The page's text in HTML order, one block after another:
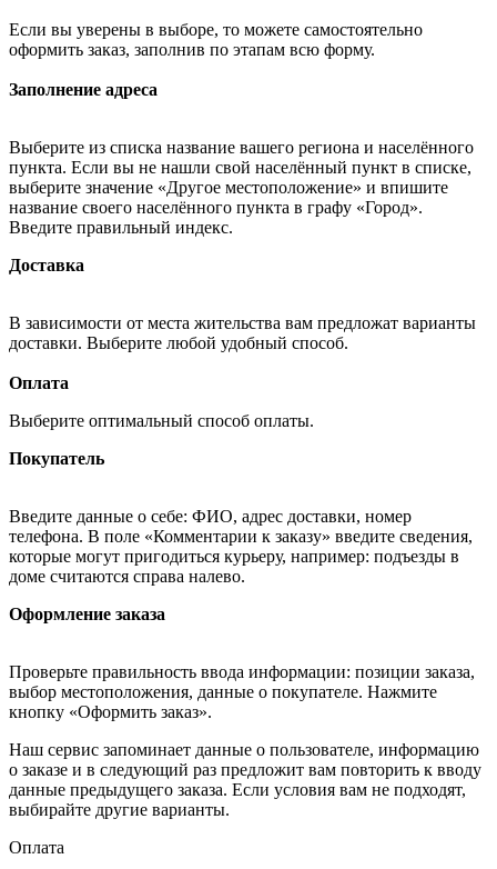
Если вы уверены в выборе, то можете самостоятельно
оформить заказ, заполнив по этапам всю форму.
Заполнение адреса
Выберите из списка название вашего региона и населённого
пункта. Если вы не нашли свой населённый пункт в списке,
выберите значение «Другое местоположение» и впишите
название своего населённого пункта в графу «Город».
Введите правильный индекс.
Доставка
В зависимости от места жительства вам предложат варианты
доставки. Выберите любой удобный способ.
Оплата
Выберите оптимальный способ оплаты.
Покупатель
Введите данные о себе: ФИО, адрес доставки, номер
телефона. В поле «Комментарии к заказу» введите сведения,
которые могут пригодиться курьеру, например: подъезды в
доме считаются справа налево.
Оформление заказа
Проверьте правильность ввода информации: позиции заказа,
выбор местоположения, данные о покупателе. Нажмите
кнопку «Оформить заказ».
Наш сервис запоминает данные о пользователе, информацию
о заказе и в следующий раз предложит вам повторить к вводу
данные предыдущего заказа. Если условия вам не подходят,
выбирайте другие варианты.
Оплата